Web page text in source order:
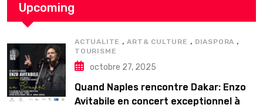
Upcoming
ACTUALITE ,ART& CULTURE , DIASPORA ,
TOURISME
octobre 27, 2025
Quand Naples rencontre Dakar: Enzo
Avitabile en concert exceptionnel à